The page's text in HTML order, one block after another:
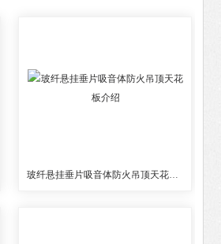
玻纤悬挂垂片吸音体防火吊顶天花板介绍